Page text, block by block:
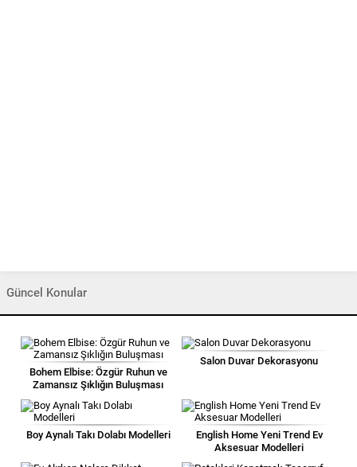
Güncel Konular
Bohem Elbise: Özgür Ruhun ve
Zamansız Şıklığın Buluşması
Salon Duvar Dekorasyonu
Boy Aynalı Takı Dolabı Modelleri
English Home Yeni Trend Ev
Aksesuar Modelleri